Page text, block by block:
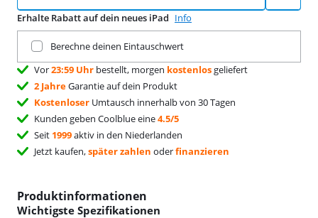
Erhalte Rabatt auf dein neues iPad Info
Berechne deinen Eintauschwert
Vor23:59 Uhr bestellt, morgen kostenlosgeliefert
2 JahreGarantie auf dein Produkt
Kostenloser Umtausch innerhalb von 30 Tagen
Kunden geben Coolblue eine4.5/5
Seit 1999aktiv in den Niederlanden
Jetzt kaufen,später zahlen oderfinanzieren
Produktinformationen
Wichtigste Spezifikationen